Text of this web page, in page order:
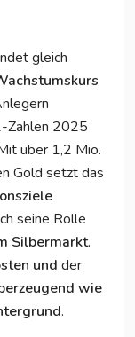
gleich
Zahlen 2025
über 1,2 Mio.
Gold setzt das
seine Rolle
Silbermarkt.
und der
wie
.